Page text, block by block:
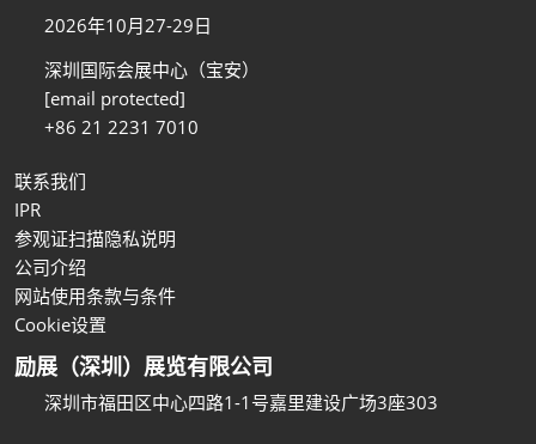
2026年10月27-29日
深圳国际会展中心（宝安）
[email protected]
+86 21 2231 7010
联系我们
IPR
参观证扫描隐私说明
公司介绍
网站使用条款与条件
Cookie设置
励展（深圳）展览有限公司
深圳市福田区中心四路1-1号嘉里建设广场3座303